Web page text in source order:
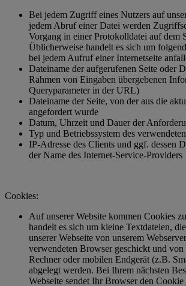
Bei jedem Zugriff eines Nutzers auf
jedem Abruf einer Datei werden
Vorgang in einer Protokolldatei auf dem
Üblicherweise handelt es sich um
bei jedem Aufruf einer Internetseite
Dateiname der aufgerufenen Seite oder
Rahmen von Eingaben übergebenen
Queryparameter in der URL)
Dateiname der Seite, von der aus die
angefordert wurde
Datum, Uhrzeit und Dauer der
Typ und Betriebssystem des
IP-Adresse des Clients und ggf. dessen
der Name des Internet-Service-Providers
Cookies:
Auf unserer Website kommen Cookies
handelt es sich um kleine Textdateien,
unserer Webseite von unserem
verwendeten Browser geschickt und
Rechner oder mobilen Endgerät (z.B.
abgelegt werden. Bei Ihrem nächsten
Webseite sendet Ihr Browser den